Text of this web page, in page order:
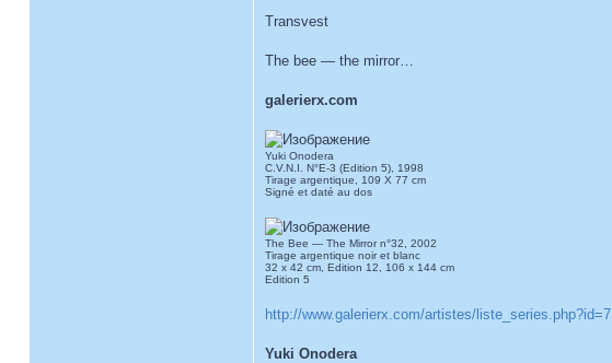
Transvest
The bee — the mirror…
galerierx.com
Yuki Onodera
C.V.N.I. N°E-3 (Edition 5), 1998
Tirage argentique, 109 X 77 cm
Signé et daté au dos
The Bee — The Mirror n°32, 2002
Tirage argentique noir et blanc
32 x 42 cm, Edition 12, 106 x 144 cm
Edition 5
http://www.galerierx.com/artistes/liste_series.php?id=7
Yuki Onodera